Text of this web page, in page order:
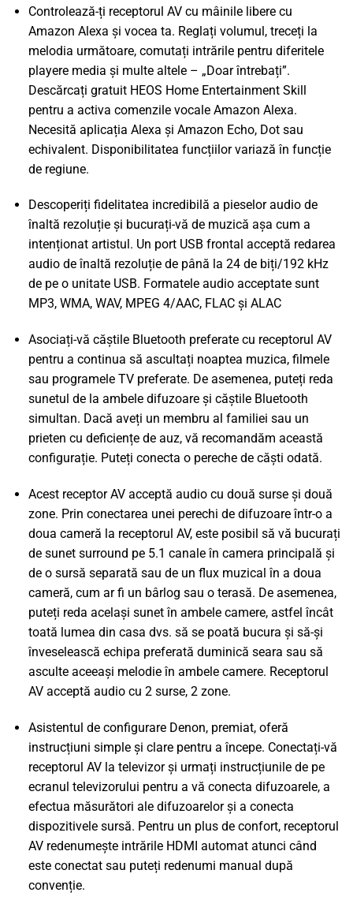
Controlează-ți receptorul AV cu mâinile libere cu
Amazon Alexa și vocea ta. Reglați volumul, treceți la
melodia următoare, comutați intrările pentru diferitele
playere media și multe altele – „Doar întrebați”.
Descărcați gratuit HEOS Home Entertainment Skill
pentru a activa comenzile vocale Amazon Alexa.
Necesită aplicația Alexa și Amazon Echo, Dot sau
echivalent. Disponibilitatea funcțiilor variază în funcție
de regiune.
Descoperiți fidelitatea incredibilă a pieselor audio de
înaltă rezoluție și bucurați-vă de muzică așa cum a
intenționat artistul. Un port USB frontal acceptă redarea
audio de înaltă rezoluție de până la 24 de biți/192 kHz
de pe o unitate USB. Formatele audio acceptate sunt
MP3, WMA, WAV, MPEG 4/AAC, FLAC și ALAC
Asociați-vă căștile Bluetooth preferate cu receptorul AV
pentru a continua să ascultați noaptea muzica, filmele
sau programele TV preferate. De asemenea, puteți reda
sunetul de la ambele difuzoare și căștile Bluetooth
simultan. Dacă aveți un membru al familiei sau un
prieten cu deficiențe de auz, vă recomandăm această
configurație. Puteți conecta o pereche de căști odată.
Acest receptor AV acceptă audio cu două surse și două
zone. Prin conectarea unei perechi de difuzoare într-o a
doua cameră la receptorul AV, este posibil să vă bucurați
de sunet surround pe 5.1 canale în camera principală și
de o sursă separată sau de un flux muzical în a doua
cameră, cum ar fi un bârlog sau o terasă. De asemenea,
puteți reda același sunet în ambele camere, astfel încât
toată lumea din casa dvs. să se poată bucura și să-și
înveselească echipa preferată duminică seara sau să
asculte aceeași melodie în ambele camere. Receptorul
AV acceptă audio cu 2 surse, 2 zone.
Asistentul de configurare Denon, premiat, oferă
instrucțiuni simple și clare pentru a începe. Conectați-vă
receptorul AV la televizor și urmați instrucțiunile de pe
ecranul televizorului pentru a vă conecta difuzoarele, a
efectua măsurători ale difuzoarelor și a conecta
dispozitivele sursă. Pentru un plus de confort, receptorul
AV redenumește intrările HDMI automat atunci când
este conectat sau puteți redenumi manual după
convenție.